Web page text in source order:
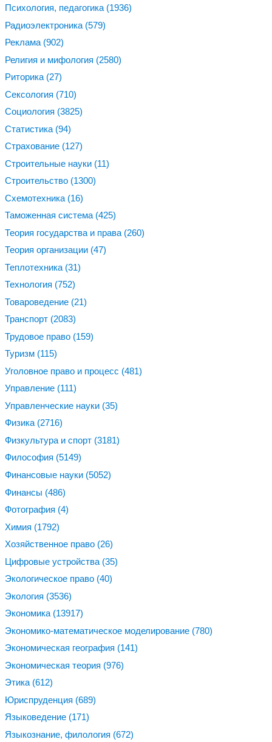
Психология, педагогика (1936)
Радиоэлектроника (579)
Реклама (902)
Религия и мифология (2580)
Риторика (27)
Сексология (710)
Социология (3825)
Статистика (94)
Страхование (127)
Строительные науки (11)
Строительство (1300)
Схемотехника (16)
Таможенная система (425)
Теория государства и права (260)
Теория организации (47)
Теплотехника (31)
Технология (752)
Товароведение (21)
Транспорт (2083)
Трудовое право (159)
Туризм (115)
Уголовное право и процесс (481)
Управление (111)
Управленческие науки (35)
Физика (2716)
Физкультура и спорт (3181)
Философия (5149)
Финансовые науки (5052)
Финансы (486)
Фотография (4)
Химия (1792)
Хозяйственное право (26)
Цифровые устройства (35)
Экологическое право (40)
Экология (3536)
Экономика (13917)
Экономико-математическое моделирование (780)
Экономическая география (141)
Экономическая теория (976)
Этика (612)
Юриспруденция (689)
Языковедение (171)
Языкознание, филология (672)